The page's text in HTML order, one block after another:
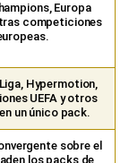
Europa
competiciones
Hypermotion,
UEFA y otros
un único pack.
sobre el
los packs de